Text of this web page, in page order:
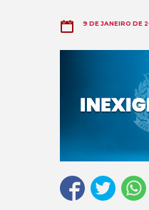
9 DE JANEIRO DE